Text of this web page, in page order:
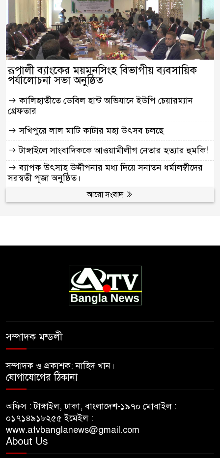
রূপালী ব্যাংকের ময়মনসিংহ বিভাগীয় ব্যবসায়িক
পর্যালোচনা সভা অনুষ্ঠিত
কালিহাতীতে ডেবিল হান্ট অভিযানে ইউপি চেয়ারম্যান
গ্রেফতার
সখিপুরে লাল মাটি কাটার মহা উৎসব চলছে
টাঙ্গাইলে সাংবাদিককে আওয়ামীলীগ নেতার হত্যার হুমকি!
ব্যাপক উৎসাহ উদ্দীপনার মধ্য দিয়ে সনাতন ধর্মালম্বীদের
সরস্বতী পূজা অনুষ্ঠিত।
আরো সংবাদ
সম্পাদক মন্ডলী
সম্পাদক ও প্রকাশক: নাহিদ খান।
যোগাযোগের ঠিকানা
অফিস : টাঙ্গাইল, ঢাকা, বাংলাদেশ-১৯৭০ মোবাইল :
০১৭১৪৯১৮২৫৫ ইমেইল :
www.atvbanglanews@gmail.com
About Us